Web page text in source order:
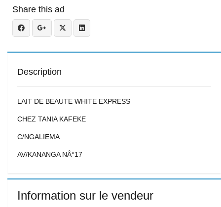
Share this ad
Description
LAIT DE BEAUTE WHITE EXPRESS
CHEZ TANIA KAFEKE
C/NGALIEMA
AV/KANANGA NÂ°17
Information sur le vendeur